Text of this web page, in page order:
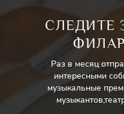
СЛЕДИТЕ
Раз в месяц
интересными
музыкальные